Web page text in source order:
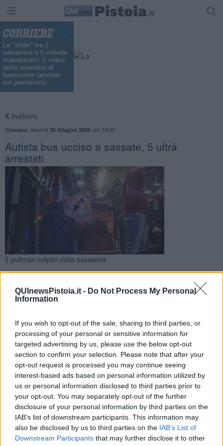
QUInewsPistoia.it - Do Not Process My Personal
Information
If you wish to opt-out of the sale, sharing to third parties, or
processing of your personal or sensitive information for
targeted advertising by us, please use the below opt-out
section to confirm your selection. Please note that after your
opt-out request is processed you may continue seeing
interest-based ads based on personal information utilized by
us or personal information disclosed to third parties prior to
your opt-out. You may separately opt-out of the further
disclosure of your personal information by third parties on the
IAB’s list of downstream participants. This information may
also be disclosed by us to third parties on the IAB’s List of
Downstream Participants that may further disclose it to other
La "sfida" tra il
cameriere e il cliente
maleducato: il video
dello scambio di
banconote lanciate
sul pavimento
Indietro
Cronaca Venerdì 26 Giugno 2026ore 19:30
Autista bus ucciso a sassate, 5 ultrà
arrestati
Il pullman colpito dalla sassaiola
Quella sera alcuni tifosi della Sebastiani Rieti tese un agguato
mortale al pullman dei supporter del Pistoia Basket. Già tre in
arresto per omicidio
PISTOIA / RIETI —Altri 5 ultrà della Sebastiani Rieti sono stati
arrestati questa mattina dalla polizia in quanto ritenuti responsabili
di avere avuto un ruolo nell'agguato mortale teso il 19 Ottobre 2025
al pullman che riportava a casa i supporter del Pistoia Basket dopo
una partita:l'autista Raffaele Marianella rimase ucciso nella
violenta sassaiola.
Altri tre supporter della compagine reatina erano già statiarrestati
per omicidio volontario pochi giorni dopo , mentre un quarto
era stato indagato per favoreggiamento.